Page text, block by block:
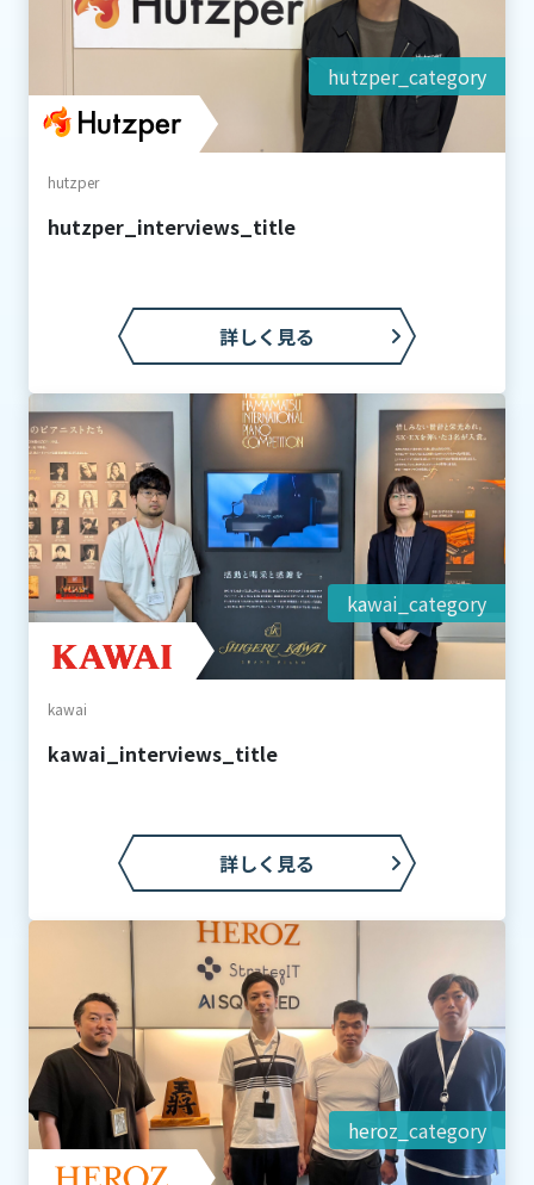
hutzper_category
hutzper
hutzper_interviews_title
詳しく見る
kawai_category
kawai
kawai_interviews_title
詳しく見る
heroz_category